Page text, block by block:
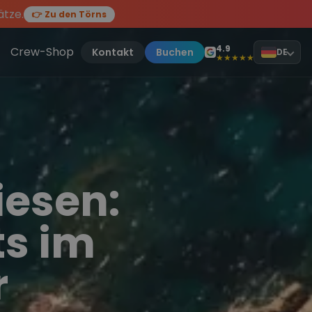
👉 Zu den Törns
Törn!
des Jahres, sei dabei.
Crew-Shop Kontakt Buchen 4.9
★★★★★ DE
im